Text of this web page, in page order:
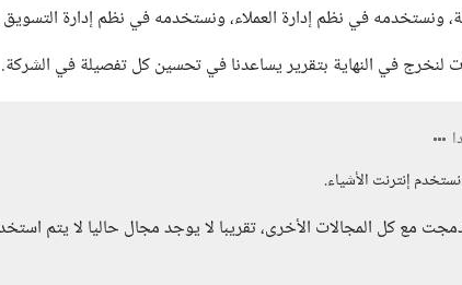
ونستخدمه في نظم إدارة العملاء، ونستخدمه في نظم إدارة
لنخرج في النهاية بتقرير يساعدنا في تحسين كل تفصيلة في الشركة.
إنترنت الأشياء.
مع كل المجالات الأخرى، تقريبا لا يوجد مجال حاليا لا يتم